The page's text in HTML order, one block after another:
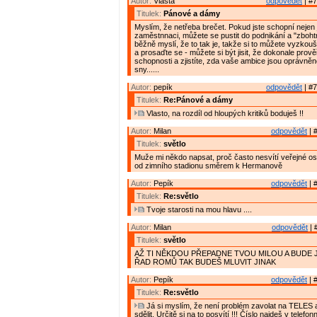
Titulek: Pánové a dámy
Myslím, že netřeba brečet. Pokud jste schopní nejen
zaměstnnaci, můžete se pustit do podnikání a
běžně myslí, že to tak je, takže si to můžete
a prosaďte se - můžete si být jisit, že dokonale
schopnosti a zjistíte, zda vaše ambice jsou
sny......
odpovědět |
Autor: pepík
Titulek: Re:Pánové a dámy
Vlasto, na rozdíl od hloupých kritiků boduješ !!
odpovědět |
Autor: Milan
Titulek: světlo
Muže mi někdo napsat, proč často nesvítí veřejné
od zimního stadionu směrem k Hermanově
odpovědět |
Autor: Pepík
Titulek: Re:světlo
Tvoje starosti na mou hlavu ....
odpovědět |
Autor: Milan
Titulek: světlo
AŽ TI NĚKDOU PŘEPADNE TVOU MILOU A BUDE
ŘAD ROMŮ TAK BUDEŠ MLUVIT JINAK
odpovědět |
Autor: Pepík
Titulek: Re:světlo
Já si myslím, že není problém zavolat na TELES
sdělit. Určitě si na to posvítí !!! Číslo najdeš v